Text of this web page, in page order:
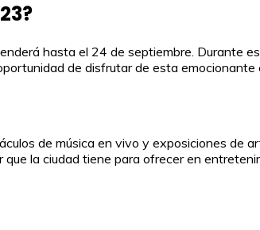
hasta el 24 de septiembre. Durante
de disfrutar de esta emocionante
de música en vivo y exposiciones de
la ciudad tiene para ofrecer en